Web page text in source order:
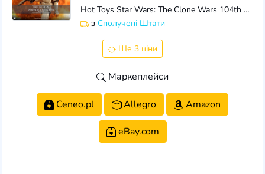
Hot Toys Star Wars: The Clone Wars 104th Battalion Wolfpack Clone Trooper (Deluxe Version) 1/6 Scale 12" Collectible Figure
з Сполучені Штати
Ще 3 ціни
Маркеплейси
Ceneo.pl Allegro Amazon
eBay.com